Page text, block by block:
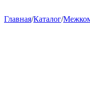
Главная/Каталог/